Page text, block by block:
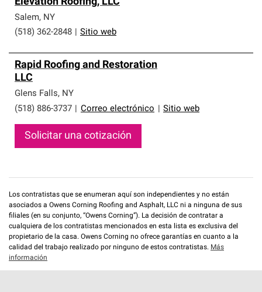
Salem, NY
(518) 362-2848
Sitio web
Rapid Roofing and Restoration
LLC
Glens Falls, NY
(518) 886-3737
Correo electrónico Sitio web
Solicitar una cotización
Los contratistas que se enumeran aquí son independientes y no están
asociados a Owens Corning Roofing and Asphalt, LLC ni a ninguna de sus
filiales (en su conjunto, “Owens Corning”). La decisión de contratar a
cualquiera de los contratistas mencionados en esta lista es exclusiva del
propietario de la casa. Owens Corning no ofrece garantías en cuanto a la
calidad del trabajo realizado por ninguno de estos contratistas. Más
información